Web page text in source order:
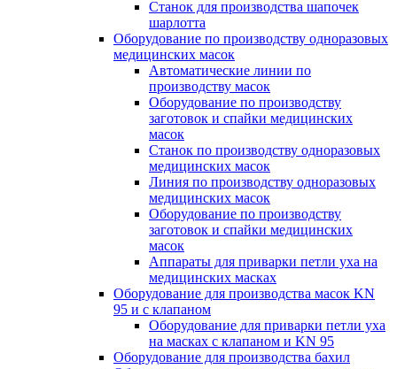
Станок для производства шапочек
шарлотта
Оборудование по производству одноразовых
медицинских масок
Автоматические линии по
производству масок
Оборудование по производству
заготовок и спайки медицинских
масок
Станок по производству одноразовых
медицинских масок
Линия по производству одноразовых
медицинских масок
Оборудование по производству
заготовок и спайки медицинских
масок
Аппараты для приварки петли уха на
медицинских масках
Оборудование для производства масок KN
95 и с клапаном
Оборудование для приварки петли уха
на масках с клапаном и KN 95
Оборудование для производства бахил